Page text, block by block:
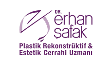
Skip to main content